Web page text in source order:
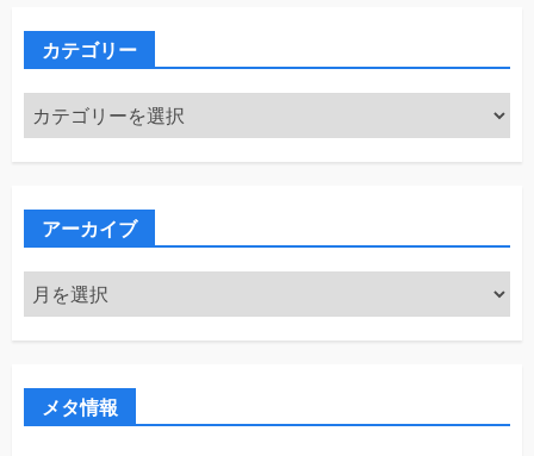
カテゴリー
カ
テ
ゴ
アーカイブ
ア
ー
カ
メタ情報